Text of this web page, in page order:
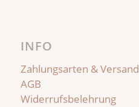
INFO
Zahlungsarten & Versand
AGB
Widerrufsbelehrung